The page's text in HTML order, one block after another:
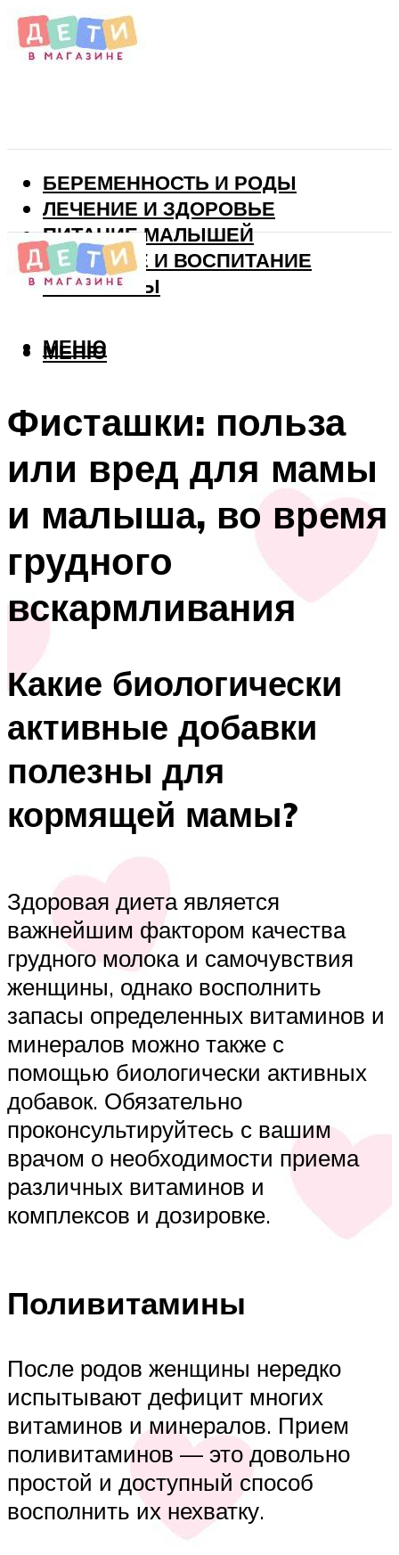
БЕРЕМЕННОСТЬ И РОДЫ
ЛЕЧЕНИЕ И ЗДОРОВЬЕ
ПИТАНИЕ МАЛЫШЕЙ
РАЗВИТИЕ И ВОСПИТАНИЕ
ВИТАМИНЫ
МЕНЮ
МЕНЮ
Фисташки: польза
или вред для мамы
и малыша, во время
грудного
вскармливания
Какие биологически
активные добавки
полезны для
кормящей мамы?
Здоровая диета является
важнейшим фактором качества
грудного молока и самочувствия
женщины, однако восполнить
запасы определенных витаминов и
минералов можно также с
помощью биологически активных
добавок. Обязательно
проконсультируйтесь с вашим
врачом о необходимости приема
различных витаминов и
комплексов и дозировке.
Поливитамины
После родов женщины нередко
испытывают дефицит многих
витаминов и минералов. Прием
поливитаминов — это довольно
простой и доступный способ
восполнить их нехватку.